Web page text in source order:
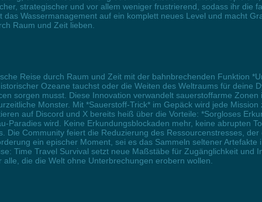
strategischer und vor allem weniger frustrierend, sodass ihr die
Wassermanagement auf ein komplett neues Level und macht
Raum und Zeit lieben.
Reise durch Raum und Zeit mit der bahnbrechenden Funktion
Ozeane tauchst oder die Weiten des Weltraums für deine
sorgen musst. Diese Innovation verwandelt sauerstoffarme
Monster. Mit *Sauerstoff-Trick* im Gepäck wird jede
auf Discord und X bereits heiß über die Vorteile: *Sorgloses
Paradies wird. Keine Erkundungsblockaden mehr, keine abrupten
Die Community feiert die Reduzierung des Ressourcenstresses,
ein epischer Moment, sei es das Sammeln seltener
Time Travel Survival setzt neue Maßstäbe für Zugänglichkeit und
die die Welt ohne Unterbrechungen erobern wollen.